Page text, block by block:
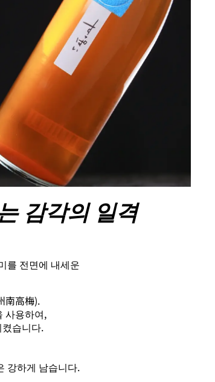
감각의 일격
를 전면에 내세운
南高梅).
사용하여,
습니다.
강하게 남습니다.